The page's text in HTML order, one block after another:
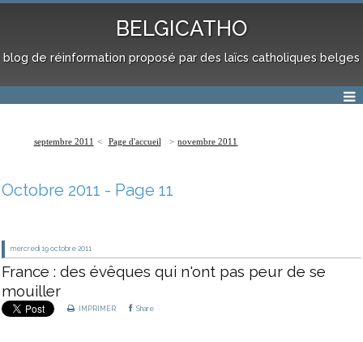
BELGICATHO
blog de réinformation proposé par des laïcs catholiques belges
septembre 2011 Page d'accueil novembre 2011
Octobre 2011 - Page 11
mercredi 19 octobre 2011
France : des évêques qui n'ont pas peur de se
mouiller
IMPRIMER Share